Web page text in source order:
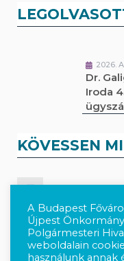
2026.
Dr.
Iroda
KÖVESSEN
Követés
A Budapest
Újpest
Polgármesteri
weboldalain
használunk annak